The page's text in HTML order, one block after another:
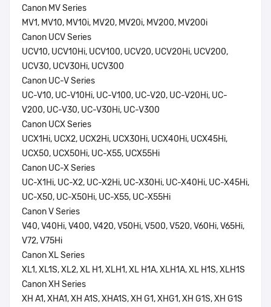
Canon MV Series
MV1, MV10, MV10i, MV20, MV20i, MV200, MV200i
Canon UCV Series
UCV10, UCV10Hi, UCV100, UCV20, UCV20Hi, UCV200,
UCV30, UCV30Hi, UCV300
Canon UC-V Series
UC-V10, UC-V10Hi, UC-V100, UC-V20, UC-V20Hi, UC-
V200, UC-V30, UC-V30Hi, UC-V300
Canon UCX Series
UCX1Hi, UCX2, UCX2Hi, UCX30Hi, UCX40Hi, UCX45Hi,
UCX50, UCX50Hi, UC-X55, UCX55Hi
Canon UC-X Series
UC-X1Hi, UC-X2, UC-X2Hi, UC-X30Hi, UC-X40Hi, UC-X45Hi,
UC-X50, UC-X50Hi, UC-X55, UC-X55Hi
Canon V Series
V40, V40Hi, V400, V420, V50Hi, V500, V520, V60Hi, V65Hi,
V72, V75Hi
Canon XL Series
XL1, XL1S, XL2, XL H1, XLH1, XL H1A, XLH1A, XL H1S, XLH1S
Canon XH Series
XH A1, XHA1, XH A1S, XHA1S, XH G1, XHG1, XH G1S, XH G1S